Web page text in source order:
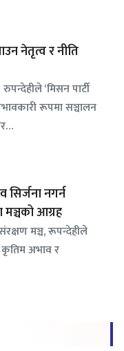
नेतृत्व र नीति
‘मिसन पार्टी
रूपमा सञ्चालन
नगर्न
मञ्चको आग्रह
मञ्च, रूपन्देहीले
अभाव र